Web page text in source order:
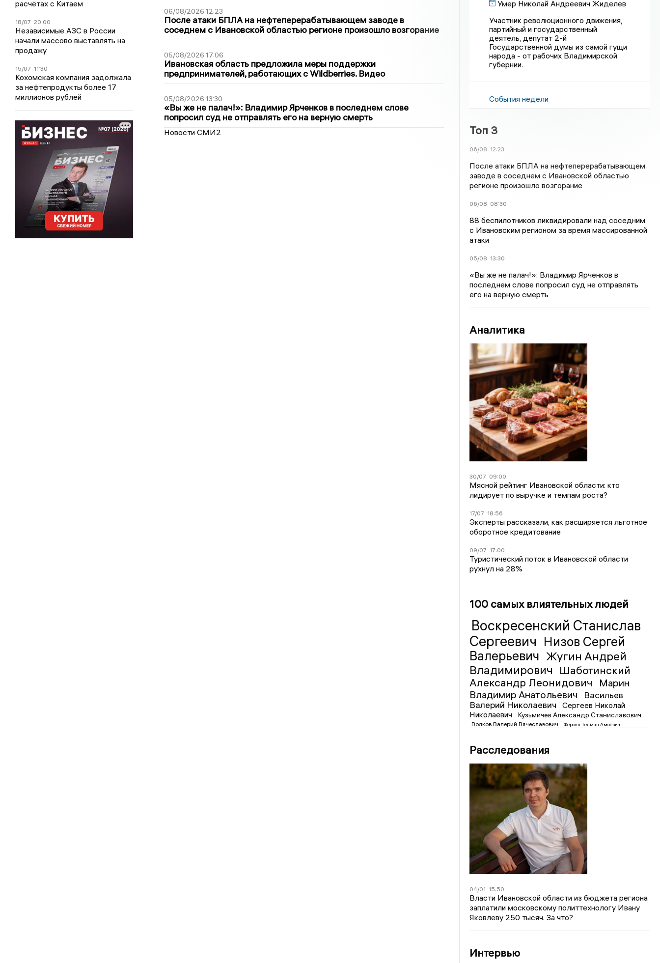
расчётах с Китаем
18/07 20:00
Независимые АЗС в России
начали массово выставлять на
продажу
15/07 11:30
Кохомская компания задолжала
за нефтепродукты более 17
миллионов рублей
06/08/2026 12:23
После атаки БПЛА на нефтеперерабатывающем заводе в
соседнем с Ивановской областью регионе произошло возгорание
05/08/2026 17:06
Ивановская область предложила меры поддержки
предпринимателей, работающих с Wildberries. Видео
05/08/2026 13:30
«Вы же не палач!»: Владимир Ярченков в последнем слове
попросил суд не отправлять его на верную смерть
Новости СМИ2
Умер Николай Андреевич Жиделев
Участник революционного движения,
партийный и государственный
деятель, депутат 2-й
Государственной думы из самой гущи
народа - от рабочих Владимирской
губернии.
События недели
Топ 3
06/08 12:23
После атаки БПЛА на нефтеперерабатывающем
заводе в соседнем с Ивановской областью
регионе произошло возгорание
06/08 08:30
88 беспилотников ликвидировали над соседним
с Ивановским регионом за время массированной
атаки
05/08 13:30
«Вы же не палач!»: Владимир Ярченков в
последнем слове попросил суд не отправлять
его на верную смерть
Аналитика
30/07 09:00
Мясной рейтинг Ивановской области: кто
лидирует по выручке и темпам роста?
17/07 18:56
Эксперты рассказали, как расширяется льготное
оборотное кредитование
09/07 17:00
Туристический поток в Ивановской области
рухнул на 28%
100 самых влиятельных людей
Воскресенский Станислав
Сергеевич Низов Сергей
Валерьевич Жугин Андрей
Владимирович
Шаботинский
Александр Леонидович
Марин
Владимир Анатольевич
Васильев
Валерий Николаевич
Сергеев Николай
Николаевич
Кузьмичев Александр Станиславович
Волков Валерий Вячеславович Фероян Телман Амоевич
Расследования
04/01 15:50
Власти Ивановской области из бюджета региона
заплатили московскому политтехнологу Ивану
Яковлеву 250 тысяч. За что?
Интервью